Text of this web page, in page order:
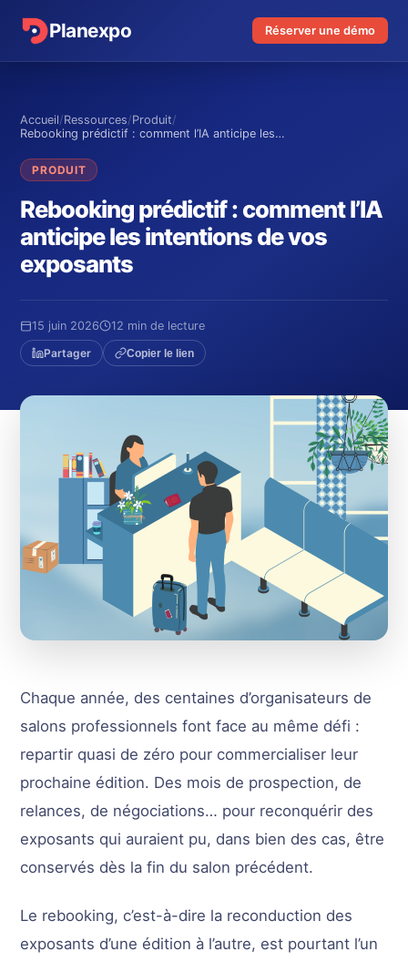
Planexpo Réserver une démo
Accueil/Ressources/Produit/
Rebooking prédictif : comment l’IA anticipe les…
PRODUIT
Rebooking prédictif : comment l’IA
anticipe les intentions de vos
exposants
15 juin 2026
12 min de lecture
Partager
Copier le lien
Chaque année, des centaines d’organisateurs de
salons professionnels font face au même défi :
repartir quasi de zéro pour commercialiser leur
prochaine édition. Des mois de prospection, de
relances, de négociations… pour reconquérir des
exposants qui auraient pu, dans bien des cas, être
conservés dès la fin du salon précédent.
Le rebooking, c’est-à-dire la reconduction des
exposants d’une édition à l’autre, est pourtant l’un